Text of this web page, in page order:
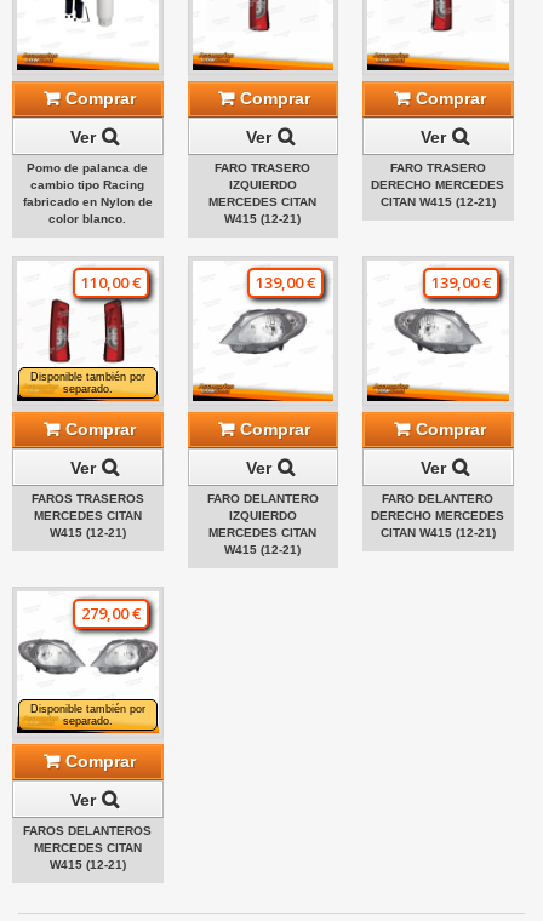
Comprar
Ver
Pomo de palanca de
cambio tipo Racing
fabricado en Nylon de
color blanco.
Comprar
Ver
FARO TRASERO
IZQUIERDO
MERCEDES CITAN
W415 (12-21)
Comprar
Ver
FARO TRASERO
DERECHO MERCEDES
CITAN W415 (12-21)
Disponible también por
separado.
110,00 €
Comprar
Ver
FAROS TRASEROS
MERCEDES CITAN
W415 (12-21)
139,00 €
Comprar
Ver
FARO DELANTERO
IZQUIERDO
MERCEDES CITAN
W415 (12-21)
139,00 €
Comprar
Ver
FARO DELANTERO
DERECHO MERCEDES
CITAN W415 (12-21)
Disponible también por
separado.
279,00 €
Comprar
Ver
FAROS DELANTEROS
MERCEDES CITAN
W415 (12-21)